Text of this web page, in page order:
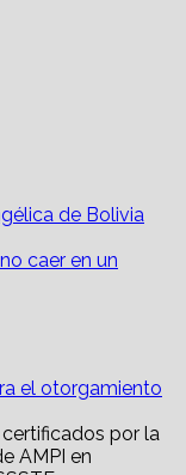
de Bolivia
caer en un
el otorgamiento